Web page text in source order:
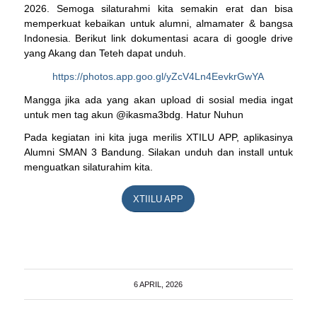
2026. Semoga silaturahmi kita semakin erat dan bisa
memperkuat kebaikan untuk alumni, almamater & bangsa
Indonesia. Berikut link dokumentasi acara di google drive
yang Akang dan Teteh dapat unduh.
https://photos.app.goo.gl/yZcV4Ln4EevkrGwYA
Mangga jika ada yang akan upload di sosial media ingat
untuk men tag akun @ikasma3bdg. Hatur Nuhun
Pada kegiatan ini kita juga merilis XTILU APP, aplikasinya
Alumni SMAN 3 Bandung. Silakan unduh dan install untuk
menguatkan silaturahim kita.
XTIILU APP
6 APRIL, 2026